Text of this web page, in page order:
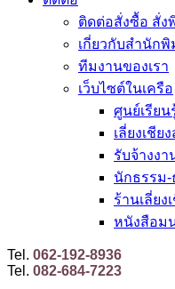
ติดต่อสั่งซื้อ สั่ง
เกี่ยวกับสำนักพิ
ทีมงานของเรา
เว็บไซต์ในเครือ
ศูนย์เรีย
เลี่ยงเชี
รับจ้างง
นักธรรม-
ร้านเลี่ยง
หนังสือม
Tel. 062-192-8936
Tel. 082-684-7223